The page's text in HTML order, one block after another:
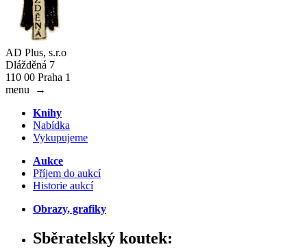
AD Plus, s.r.o
Dlážděná 7
110 00 Praha 1
menu
→
Knihy
Nabídka
Vykupujeme
Aukce
Příjem do aukcí
Historie aukcí
Obrazy, grafiky
Sběratelský koutek: